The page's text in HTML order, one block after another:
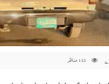
122 مناظر